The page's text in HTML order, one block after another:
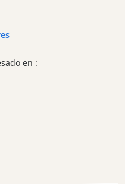
en :